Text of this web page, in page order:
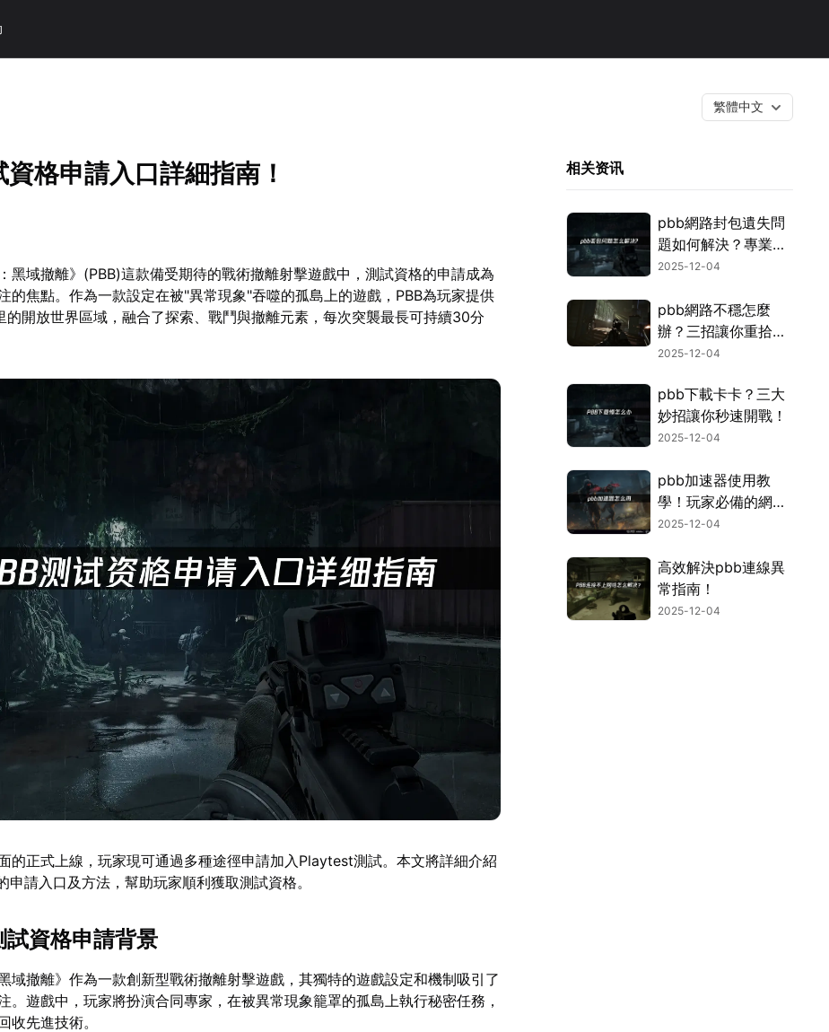
繁體中文
格申請入口詳細指南！
黑域撤離》(PBB)這款備受期待的戰術撤離射擊遊戲中，測試資格的申請成為
的焦點。作為一款設定在被"異常現象"吞噬的孤島上的遊戲，PBB為玩家提供
開放世界區域，融合了探索、戰鬥與撤離元素，每次突襲最長可持續30分
的正式上線，玩家現可通過多種途徑申請加入Playtest測試。本文將詳細介紹
申請入口及方法，幫助玩家順利獲取測試資格。
試資格申請背景
域撤離》作為一款創新型戰術撤離射擊遊戲，其獨特的遊戲設定和機制吸引了
。遊戲中，玩家將扮演合同專家，在被異常現象籠罩的孤島上執行秘密任務，
收先進技術。
相关资讯
pbb網路封包遺失問
題如何解決？專業網
路優化指南！
2025-12-04
pbb網路不穩怎麼
辦？三招讓你重拾順
暢體驗！
2025-12-04
pbb下載卡卡？三大
妙招讓你秒速開戰！
2025-12-04
pbb加速器使用教
學！玩家必備的網路
優化神器！
2025-12-04
高效解決pbb連線異
常指南！
2025-12-04